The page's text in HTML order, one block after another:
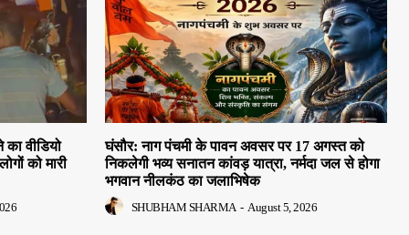
वीडियो
को मारी
घंसौर: नाग पंचमी के पावन अवसर पर 17 अगस्त को
निकलेगी भव्य सनातन कांवड़ यात्रा, नर्मदा जल से होगा
भगवान नीलकंठ का जलाभिषेक
SHUBHAM SHARMA - August 5, 2026